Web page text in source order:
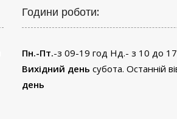
Години роботи:
Пн.-Пт.-з 09-19 год Нд.- з 10 до
Вихідний день субота. Останній
день